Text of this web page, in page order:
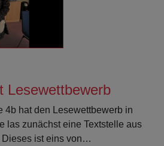
Lesewettbewerb
4b hat den Lesewettbewerb in
las zunächst eine Textstelle aus
Dieses ist eins von…